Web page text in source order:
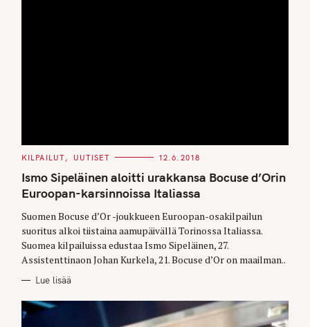
C
T
E
G
O
I
S
KILPAILUT UUTISET 12.6.2018
Ismo Sipeläinen aloitti urakkansa Bocuse d’Orin
Euroopan-karsinnoissa Italiassa
Suomen Bocuse d’Or -joukkueen Euroopan-osakilpailun
suoritus alkoi tiistaina aamupäivällä Torinossa Italiassa.
Suomea kilpailuissa edustaa Ismo Sipeläinen, 27.
Assistenttinaon Johan Kurkela, 21. Bocuse d’Or on maailman..
Lue lisää